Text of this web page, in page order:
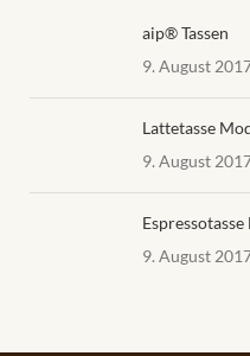
aip® Tassen
9. August
Lattetasse
9. August
9. August